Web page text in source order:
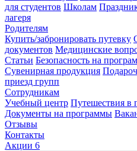
для студентов Школам
лагеря
Родителям
Купить/забронировать путевку
документов Медицинские
Статьи Безопасность на
Сувенирная продукция
приезд групп
Сотрудникам
Учебный центр Путешествия в
Документы на программы
Отзывы
Контакты
Акции 6